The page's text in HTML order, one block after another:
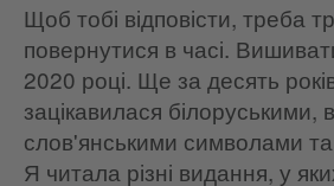
Щоб тобі відповісти, треба
повернутися в часі.
2020 році. Ще за десять
зацікавилася білоруськими,
слов'янськими символами
Я читала різні видання, у